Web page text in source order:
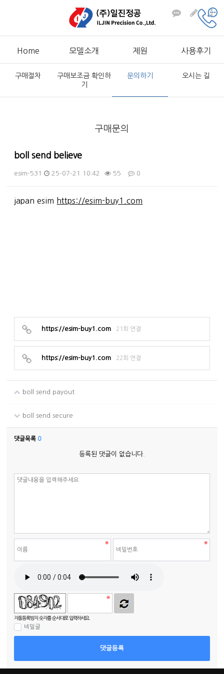
Home 모델소개 제원 사용후기
구매절차
구매보조금 확인하
기
문의하기 오시는 길
구매문의
boll send believe
esim-531 25-07-21 10:42 55 0
본문
japan esim https://esim-buy1.com
https://esim-buy1.com 21회 연결
https://esim-buy1.com 22회 연결
boll send payout
boll send secure
댓글목록 0
등록된 댓글이 없습니다.
자동등록방지 숫자를 순서대로 입력하세요.
비밀글
댓글등록